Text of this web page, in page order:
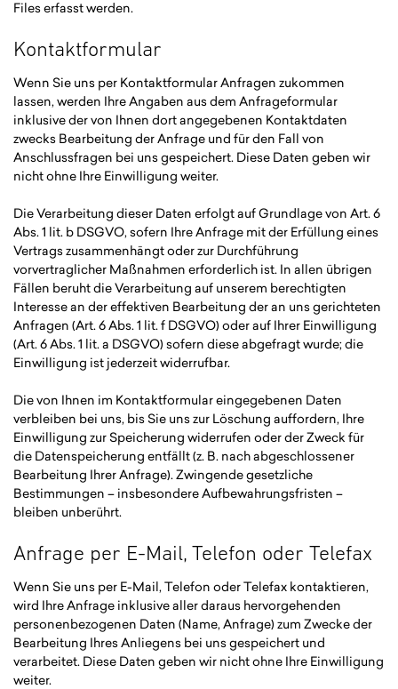
Files erfasst werden.
Kontaktformular
Wenn Sie uns per Kontaktformular Anfragen zukommen
lassen, werden Ihre Angaben aus dem Anfrageformular
inklusive der von Ihnen dort angegebenen Kontaktdaten
zwecks Bearbeitung der Anfrage und für den Fall von
Anschlussfragen bei uns gespeichert. Diese Daten geben wir
nicht ohne Ihre Einwilligung weiter.
Die Verarbeitung dieser Daten erfolgt auf Grundlage von Art. 6
Abs. 1 lit. b DSGVO, sofern Ihre Anfrage mit der Erfüllung eines
Vertrags zusammenhängt oder zur Durchführung
vorvertraglicher Maßnahmen erforderlich ist. In allen übrigen
Fällen beruht die Verarbeitung auf unserem berechtigten
Interesse an der effektiven Bearbeitung der an uns gerichteten
Anfragen (Art. 6 Abs. 1 lit. f DSGVO) oder auf Ihrer Einwilligung
(Art. 6 Abs. 1 lit. a DSGVO) sofern diese abgefragt wurde; die
Einwilligung ist jederzeit widerrufbar.
Die von Ihnen im Kontaktformular eingegebenen Daten
verbleiben bei uns, bis Sie uns zur Löschung auffordern, Ihre
Einwilligung zur Speicherung widerrufen oder der Zweck für
die Datenspeicherung entfällt (z. B. nach abgeschlossener
Bearbeitung Ihrer Anfrage). Zwingende gesetzliche
Bestimmungen – insbesondere Aufbewahrungsfristen –
bleiben unberührt.
Anfrage per E-Mail, Telefon oder Telefax
Wenn Sie uns per E-Mail, Telefon oder Telefax kontaktieren,
wird Ihre Anfrage inklusive aller daraus hervorgehenden
personenbezogenen Daten (Name, Anfrage) zum Zwecke der
Bearbeitung Ihres Anliegens bei uns gespeichert und
verarbeitet. Diese Daten geben wir nicht ohne Ihre Einwilligung
weiter.